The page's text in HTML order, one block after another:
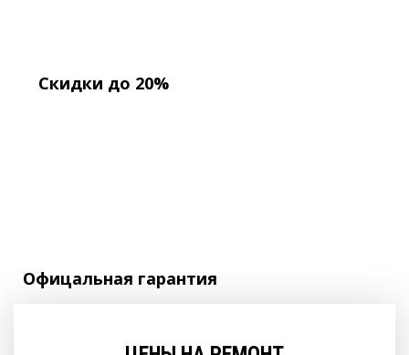
Скидки до 20%
Офицальная гарантия